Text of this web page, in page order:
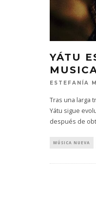
YÁTU
ESTEFANÍA
Tras una larga
Yátu sigue
después de
MÚSICA NUEVA